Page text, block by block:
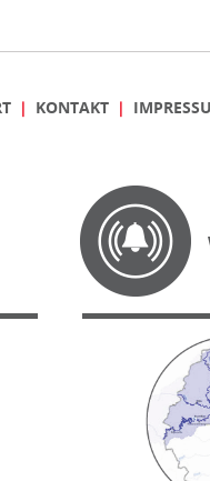
KONTAKT